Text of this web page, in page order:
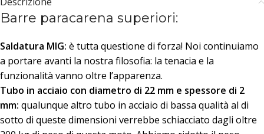
Barre paracarena superiori:
Saldatura MIG: è tutta questione di forza! Noi continuiamo
a portare avanti la nostra filosofia: la tenacia e la
funzionalità vanno oltre l’apparenza.
Tubo in acciaio con diametro di 22 mm e spessore di 2
mm: qualunque altro tubo in acciaio di bassa qualità al di
sotto di queste dimensioni verrebbe schiacciato dagli oltre